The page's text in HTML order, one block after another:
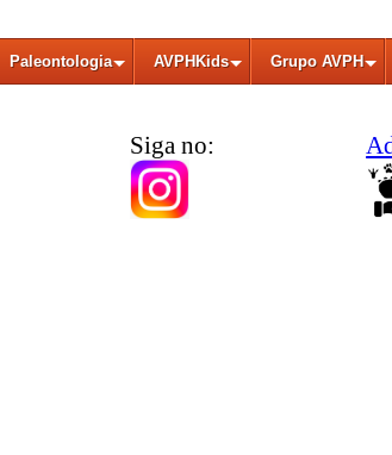
Paleontologia AVPHKids Grupo AVPH
Siga no: